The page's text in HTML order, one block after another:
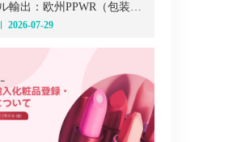
輸出：欧州PPWR（包装・
棄物規則）オンラインセ
2026-07-29